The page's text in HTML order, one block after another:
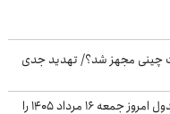
چینی مجهز شد؟/ تهدید جدی
تغییرات شدید محصولات سایپا/ خریداران جدول امروز جمعه ۱۶ مرداد ۱۴۰۵ را